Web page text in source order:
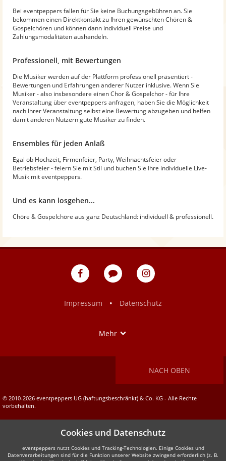
Bei eventpeppers fallen für Sie keine Buchungsgebühren an. Sie
bekommen einen Direktkontakt zu Ihren gewünschten Chören &
Gospelchören und können dann individuell Preise und
Zahlungsmodalitäten aushandeln.
Professionell, mit Bewertungen
Die Musiker werden auf der Plattform professionell präsentiert -
Bewertungen und Erfahrungen anderer Nutzer inklusive. Wenn Sie
Musiker - also insbesondere einen Chor & Gospelchor - für Ihre
Veranstaltung über eventpeppers anfragen, haben Sie die Möglichkeit
nach Ihrer Veranstaltung selbst eine Bewertung abzugeben und helfen
damit anderen Nutzern gute Musiker zu finden.
Ensembles für jeden Anlaß
Egal ob Hochzeit, Firmenfeier, Party, Weihnachtsfeier oder
Betriebsfeier - feiern Sie mit Stil und buchen Sie Ihre individuelle Live-
Musik mit eventpeppers.
Und es kann losgehen...
Chöre & Gospelchöre aus ganz Deutschland: individuell & professionell.
eventpeppers
Blog
eventpeppers
Impressum
• Datenschutz
Mehr
NACH OBEN
© 2010-2026 eventpeppers UG (haftungsbeschränkt) & Co. KG - Alle Rechte
vorbehalten.
Cookies und Datenschutz
eventpeppers nutzt Cookies und Tracking-Technologien. Einige Cookies und
Datenverarbeitungen sind für die Funktion unserer Website zwingend erforderlich (z. B.